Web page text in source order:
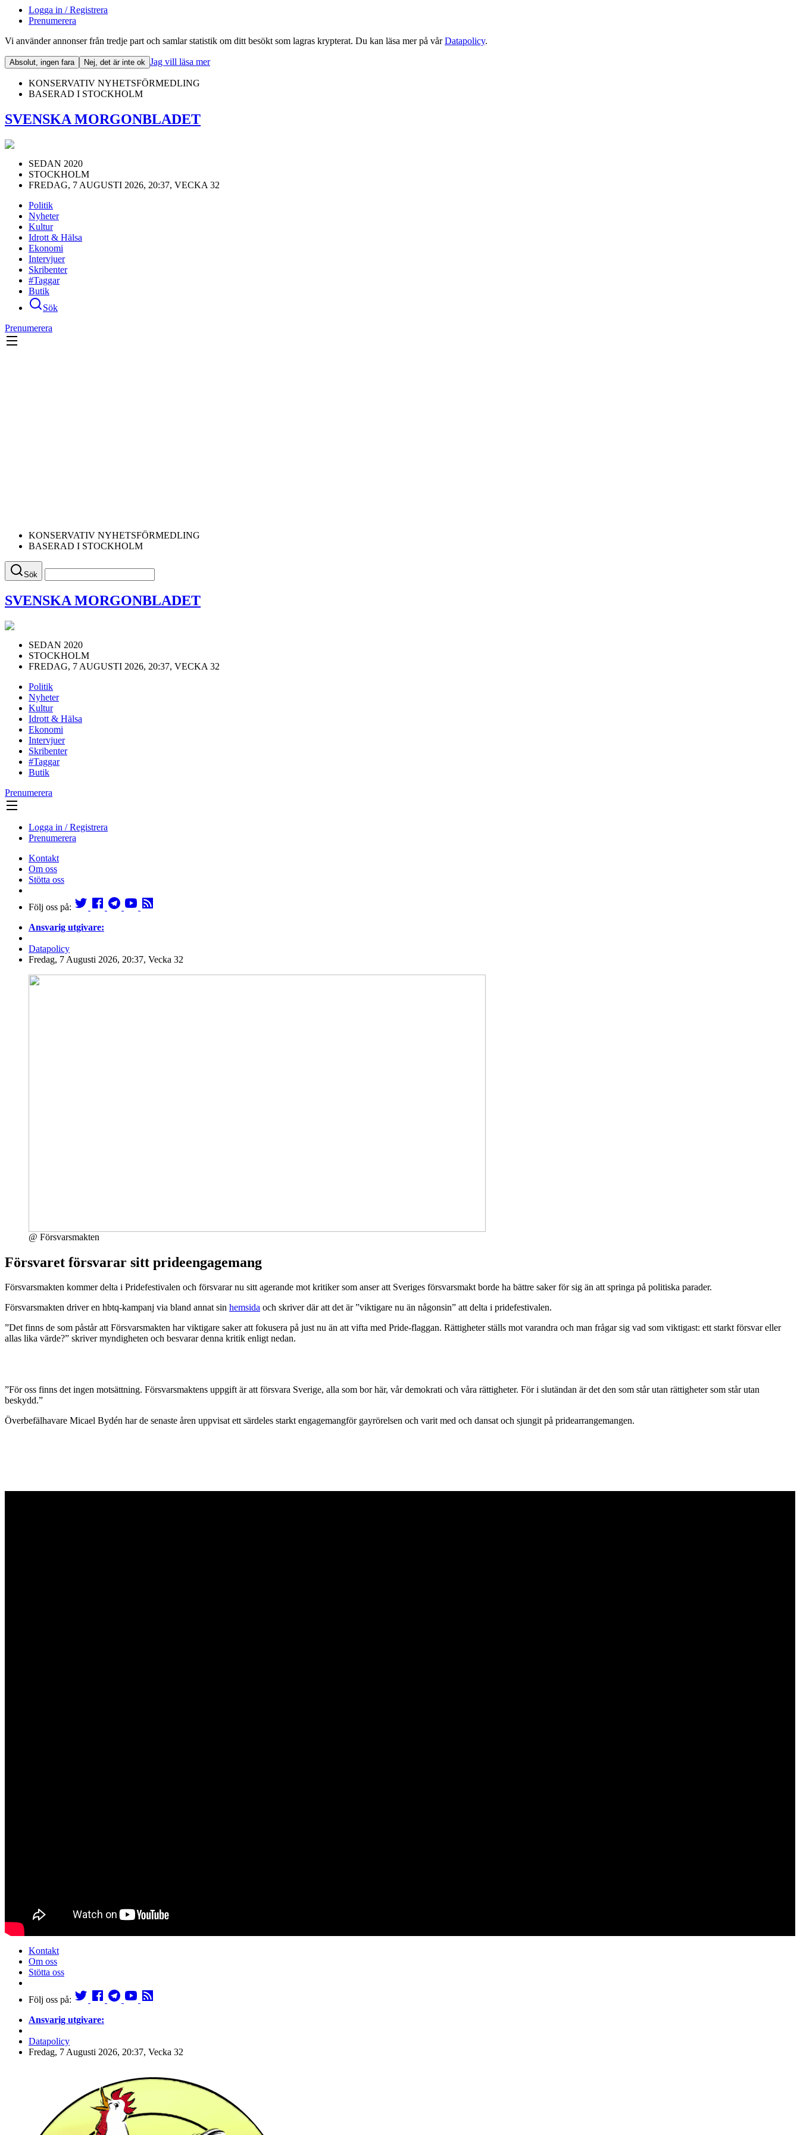
Logga in / Registrera
Prenumerera
Vi använder annonser från tredje part och samlar statistik om ditt besökt som lagras krypterat. Du kan läsa mer på vårDatapolicy.
Absolut, ingen fara Nej, det är inte ok Jag vill läsa mer
KONSERVATIV NYHETSFÖRMEDLING
BASERAD I STOCKHOLM
SVENSKA MORGONBLADET
SEDAN 2020
STOCKHOLM
FREDAG, 7 AUGUSTI 2026, 20:37, VECKA 32
Politik
Nyheter
Kultur
Idrott & Hälsa
Ekonomi
Intervjuer
Skribenter
#Taggar
Butik
Sök
Prenumerera
KONSERVATIV NYHETSFÖRMEDLING
BASERAD I STOCKHOLM
Sök
SVENSKA MORGONBLADET
SEDAN 2020
STOCKHOLM
FREDAG, 7 AUGUSTI 2026, 20:37, VECKA 32
Politik
Nyheter
Kultur
Idrott & Hälsa
Ekonomi
Intervjuer
Skribenter
#Taggar
Butik
Prenumerera
Logga in / Registrera
Prenumerera
Kontakt
Om oss
Stötta oss
Följ oss på:
Ansvarig utgivare:
Datapolicy
Fredag, 7 Augusti 2026, 20:37, Vecka 32
@ Försvarsmakten
Försvaret försvarar sitt prideengagemang
Försvarsmakten kommer delta i Pridefestivalen och försvarar nu sitt agerande mot kritiker som anser att Sveriges försvarsmakt borde ha bättre saker för sig än att springa på politiska parader.
Försvarsmakten driver en hbtq-kampanj via bland annat sin hemsida och skriver där att det är ”viktigare nu än någonsin” att delta i pridefestivalen.
”Det finns de som påstår att Försvarsmakten har viktigare saker att fokusera på just nu än att vifta med Pride-flaggan. Rättigheter ställs mot varandra och man frågar sig vad som viktigast: ett starkt försvar eller
allas lika värde?” skriver myndigheten och besvarar denna kritik enligt nedan.
”För oss finns det ingen motsättning. Försvarsmaktens uppgift är att försvara Sverige, alla som bor här, vår demokrati och våra rättigheter. För i slutändan är det den som står utan rättigheter som står utan
beskydd.”
Överbefälhavare Micael Bydén har de senaste åren uppvisat ett särdeles starkt engagemangför gayrörelsen och varit med och dansat och sjungit på pridearrangemangen.
Kontakt
Om oss
Stötta oss
Följ oss på:
Ansvarig utgivare:
Datapolicy
Fredag, 7 Augusti 2026, 20:37, Vecka 32